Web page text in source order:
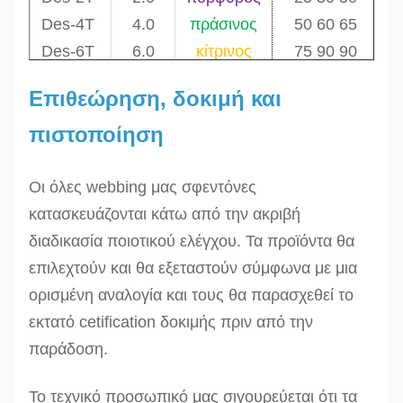
Des-4T
Des-6T
4.0
6.0
πράσινος
κίτρινος
50 60 65
75 90 90
Des-8T
Des-
Des-
12T
8.0
12.0
καφετής
Des-
16T
Des-
20T
16.0
200 240
240
Επιθεώρηση, δοκιμή και
πιστοποίηση
Οι όλες webbing μας σφεντόνες
κατασκευάζονται κάτω από την ακριβή
διαδικασία ποιοτικού ελέγχου. Τα προϊόντα θα
επιλεχτούν και θα εξεταστούν σύμφωνα με μια
ορισμένη αναλογία και τους θα παρασχεθεί το
εκτατό cetification δοκιμής πριν από την
παράδοση.
Το τεχνικό προσωπικό μας σιγουρεύεται ότι τα